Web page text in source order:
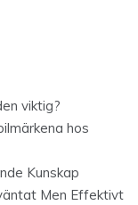
viktig?
hos
Kunskap
Men Effektivt